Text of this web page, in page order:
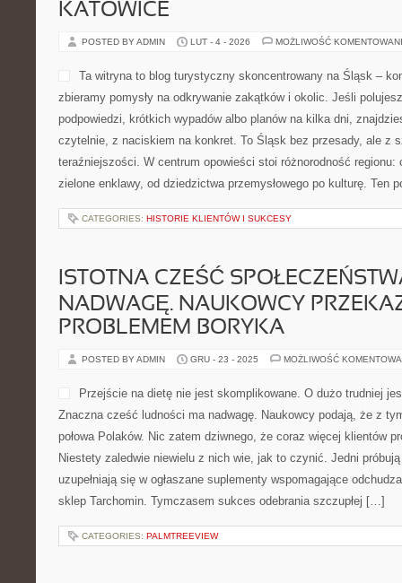
KATOWICE
POSTED BY ADMIN LUT - 4 - 2026 MOŻLIWOŚĆ
Ta witryna to blog turystyczny skoncentrowany na Śląsk –
zbieramy pomysły na odkrywanie zakątków i okolic. Jeśli
podpowiedzi, krótkich wypadów albo planów na kilka dni,
czytelnie, z naciskiem na konkret. To Śląsk bez przesady, ale z
teraźniejszości. W centrum opowieści stoi różnorodność regionu:
zielone enklawy, od dziedzictwa przemysłowego po kulturę. Ten
CATEGORIES: HISTORIE KLIENTÓW I SUKCESY
ISTOTNA CZEŚĆ
NADWAGĘ. NAUKOWCY
PROBLEMEM BORYKA
POSTED BY ADMIN GRU - 23 - 2025 MOŻLIWOŚĆ
Przejście na dietę nie jest skomplikowane. O dużo trudniej
Znaczna cześć ludności ma nadwagę. Naukowcy podają, że z
połowa Polaków. Nic zatem dziwnego, że coraz więcej klientów
Niestety zaledwie niewielu z nich wie, jak to czynić. Jedni
uzupełniają się w ogłaszane suplementy wspomagające
sklep Tarchomin. Tymczasem sukces odebrania szczupłej […]
CATEGORIES: PALMTREEVIEW